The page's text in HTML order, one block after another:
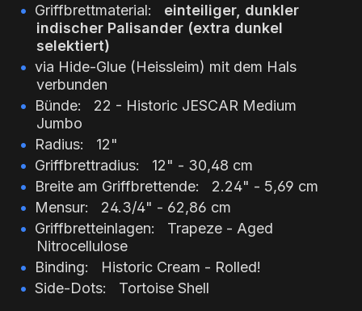
Griffbrettmaterial: einteiliger, dunkler
indischer Palisander (extra dunkel
selektiert)
via Hide-Glue (Heissleim) mit dem Hals
verbunden
Bünde: 22 - Historic JESCAR Medium
Jumbo
Radius: 12"
Griffbrettradius: 12" - 30,48 cm
Breite am Griffbrettende: 2.24" - 5,69 cm
Mensur: 24.3/4" - 62,86 cm
Griffbretteinlagen: Trapeze - Aged
Nitrocellulose
Binding: Historic Cream - Rolled!
Side-Dots: Tortoise Shell